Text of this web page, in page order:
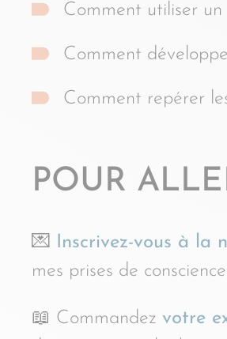
Comment utiliser
Comment
Comment repérer
POUR
💌 Inscrivez-vous à la
mes prises de
📖 Commandez votre